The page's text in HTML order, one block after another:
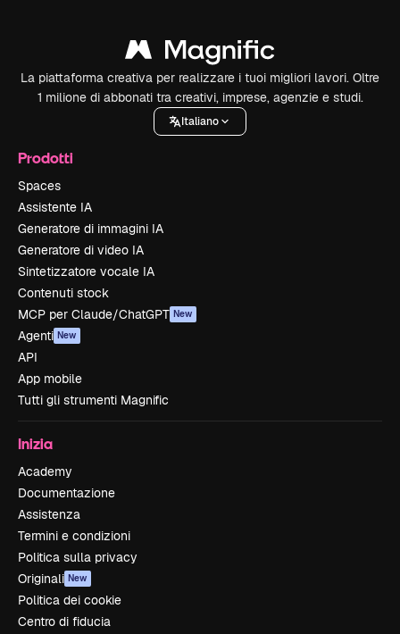
La piattaforma creativa per realizzare i tuoi migliori lavori. Oltre
1 milione di abbonati tra creativi, imprese, agenzie e studi.
Italiano
Prodotti
Spaces
Assistente IA
Generatore di immagini IA
Generatore di video IA
Sintetizzatore vocale IA
Contenuti stock
MCP per Claude/ChatGPT New
Agenti New
API
App mobile
Tutti gli strumenti Magnific
Inizia
Academy
Documentazione
Assistenza
Termini e condizioni
Politica sulla privacy
Originali New
Politica dei cookie
Centro di fiducia